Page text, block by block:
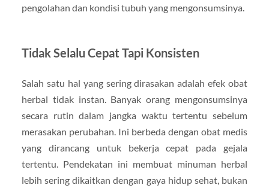
pengolahan dan kondisi tubuh yang mengonsumsinya.
Tidak Selalu Cepat Tapi Konsisten
Salah satu hal yang sering dirasakan adalah efek obat
herbal tidak instan. Banyak orang mengonsumsinya
secara rutin dalam jangka waktu tertentu sebelum
merasakan perubahan. Ini berbeda dengan obat medis
yang dirancang untuk bekerja cepat pada gejala
tertentu. Pendekatan ini membuat minuman herbal
lebih sering dikaitkan dengan gaya hidup sehat, bukan